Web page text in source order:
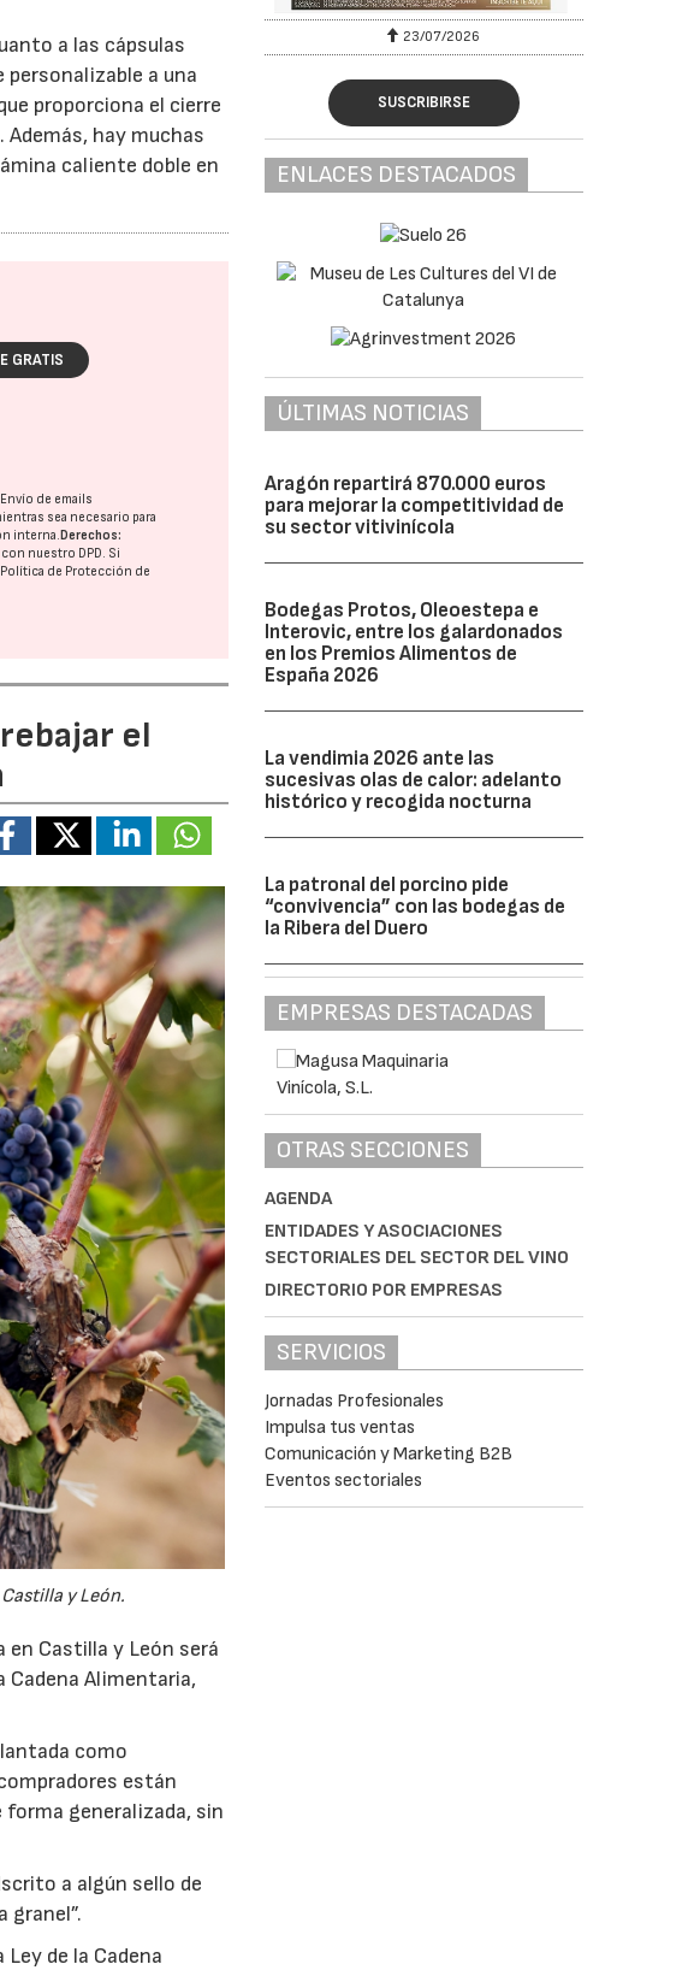
a las cápsulas
a una
proporciona el cierre
hay muchas
caliente doble en
GRATIS
de emails
sea necesario para
interna. Derechos:
nuestro DPD. Si
Política de Protección de
el
y León.
en Castilla y León será
Cadena Alimentaria,
como
están
forma generalizada, sin
a algún sello de
granel”.
de la Cadena
30/07/2026 23/07/2026
SUSCRIBIRSE
ENLACES DESTACADOS
ÚLTIMAS NOTICIAS
Aragón repartirá 870.000 euros
para mejorar la competitividad de
su sector vitivinícola
Bodegas Protos, Oleoestepa e
Interovic, entre los galardonados
en los Premios Alimentos de
España 2026
La vendimia 2026 ante las
sucesivas olas de calor: adelanto
histórico y recogida nocturna
La patronal del porcino pide
“convivencia” con las bodegas de
la Ribera del Duero
EMPRESAS DESTACADAS
OTRAS SECCIONES
AGENDA
ENTIDADES Y ASOCIACIONES
SECTORIALES DEL SECTOR DEL VINO
DIRECTORIO POR EMPRESAS
SERVICIOS
Jornadas Profesionales
Impulsa tus ventas
Comunicación y Marketing B2B
Eventos sectoriales